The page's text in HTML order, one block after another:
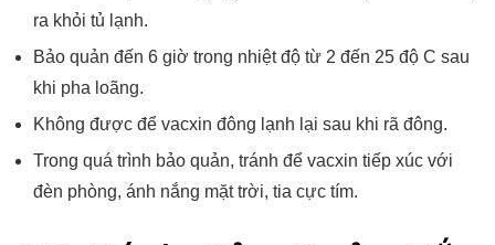
ra khỏi tủ lạnh.
Bảo quản đến 6 giờ trong nhiệt độ từ 2 đến 25 độ C sau
khi pha loãng.
Không được để vacxin đông lạnh lại sau khi rã đông.
Trong quá trình bảo quản, tránh để vacxin tiếp xúc với
đèn phòng, ánh nắng mặt trời, tia cực tím.